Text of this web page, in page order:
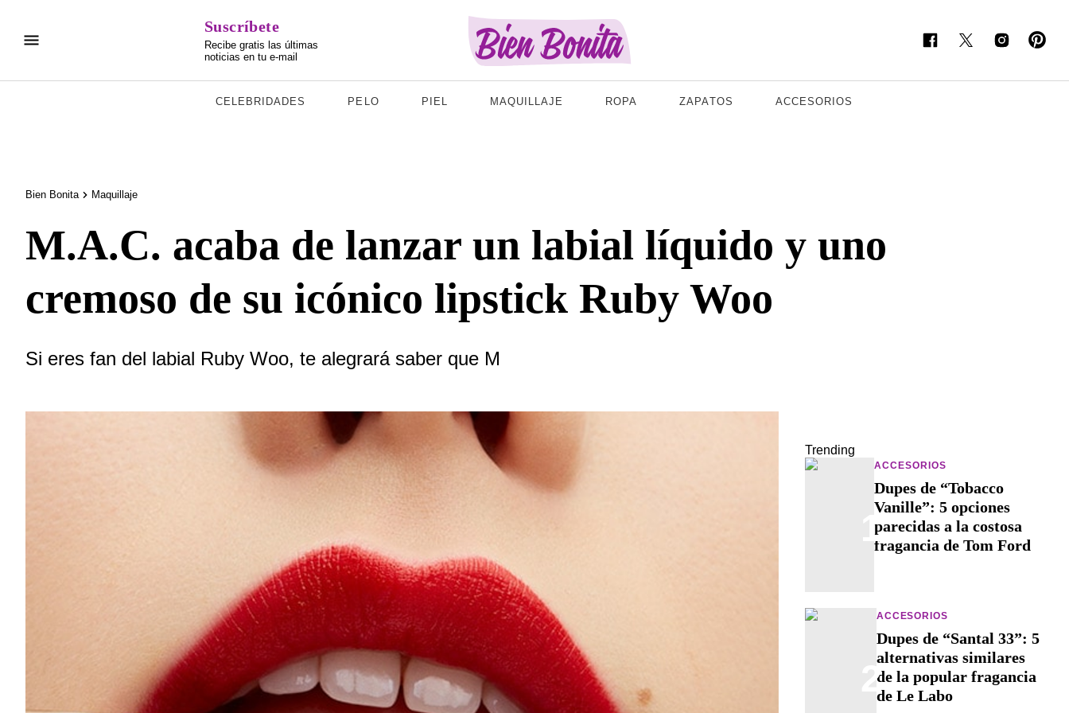
Suscríbete
Recibe gratis las últimas
noticias en tu e-mail
CELEBRIDADES PELO PIEL MAQUILLAJE ROPA ZAPATOS ACCESORIOS
Bien Bonita Maquillaje
M.A.C. acaba de lanzar un labial líquido y uno
cremoso de su icónico lipstick Ruby Woo
Si eres fan del labial Ruby Woo, te alegrará saber que M
Trending
1
ACCESORIOS
Dupes de “Tobacco
Vanille”: 5 opciones
parecidas a la costosa
fragancia de Tom Ford
2
ACCESORIOS
Dupes de “Santal 33”: 5
alternativas similares
de la popular fragancia
de Le Labo